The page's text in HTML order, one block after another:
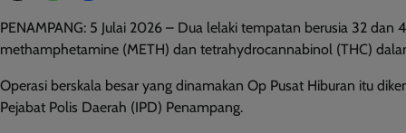
PENAMPANG: 5 Julai 2026 – Dua lelaki tempatan berusia 32
methamphetamine (METH) dan tetrahydrocannabinol (THC)
Operasi berskala besar yang dinamakan Op Pusat Hiburan itu
Pejabat Polis Daerah (IPD) Penampang.